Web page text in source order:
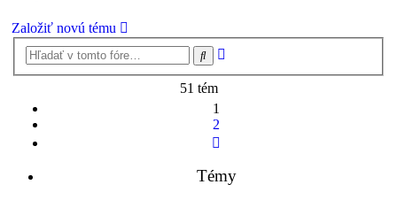
Založiť novú tému
Hľadať
51 tém
1
2
Témy